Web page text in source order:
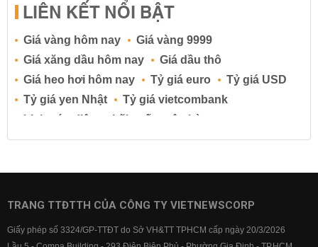
LIÊN KẾT NỔI BẬT
Giá vàng hôm nay
Giá vàng 9999
Giá xăng dầu hôm nay
Giá dầu thô
Giá heo hơi hôm nay
Tỷ giá euro
Tỷ giá USD
Tỷ giá yen Nhật
Tỷ giá vietcombank
Lịch cúp điện
Lãi suất ngân hàng
Lãi suất tiết kiệm
Lãi suất tiền gửi
Lãi suất ngân hàng BIDV
Lãi suất ngân hàng Vietcombank
TRANG TTĐTTH CỦA CÔNG TY VIETNEWSCORP
Giấy phép số 3324/GP-TTĐT do Sở VH&TT TPHCM cấp ngày 20/3/2026